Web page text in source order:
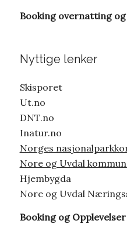
Booking overnatting
Nyttige lenker
Skisporet
Ut.no
DNT.no
Inatur.no
Norges
Nore og Uvdal
Hjembygda
Nore og Uvdal
Booking og Opplevelser